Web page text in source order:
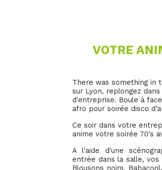
VOTRE
There was something in
sur Lyon, replongez
d'entreprise. Boule à
afro pour soirée disco
Ce soir dans votre
anime votre soirée 70's
A l'aide d'une
entrée dans la salle,
Blousons noirs,